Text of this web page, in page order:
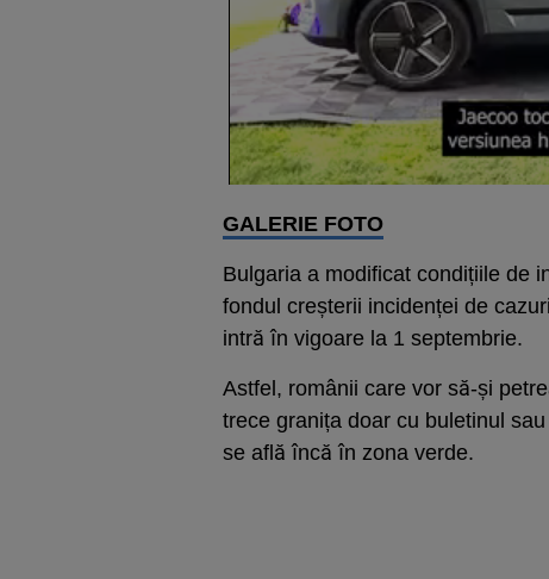
GALERIE FOTO
Bulgaria a modificat condițiile de
fondul creșterii incidenței de
intră în vigoare la 1 septembrie.
Astfel, românii care vor să-și
trece granița doar cu buletinul
se află încă în zona verde.